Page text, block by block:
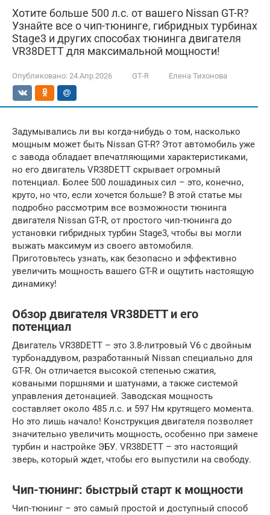
Хотите больше 500 л.с. от вашего Nissan GT-R?
Узнайте все о чип-тюнинге, гибридных турбинах
Stage3 и других способах тюнинга двигателя
VR38DETT для максимальной мощности!
Опубликовано: 24.Апр.2026 GT-R Елена Тихонова
Задумывались ли вы когда-нибудь о том, насколько
мощным может быть Nissan GT-R? Этот автомобиль уже
с завода обладает впечатляющими характеристиками,
но его двигатель VR38DETT скрывает огромный
потенциал. Более 500 лошадиных сил – это, конечно,
круто, но что, если хочется больше? В этой статье мы
подробно рассмотрим все возможности тюнинга
двигателя Nissan GT-R, от простого чип-тюнинга до
установки гибридных турбин Stage3, чтобы вы могли
выжать максимум из своего автомобиля.
Приготовьтесь узнать, как безопасно и эффективно
увеличить мощность вашего GT-R и ощутить настоящую
динамику!
Обзор двигателя VR38DETT и его
потенциал
Двигатель VR38DETT – это 3.8-литровый V6 с двойным
турбонаддувом, разработанный Nissan специально для
GT-R. Он отличается высокой степенью сжатия,
коваными поршнями и шатунами, а также системой
управления детонацией. Заводская мощность
составляет около 485 л.с. и 597 Нм крутящего момента.
Но это лишь начало! Конструкция двигателя позволяет
значительно увеличить мощность, особенно при замене
турбин и настройке ЭБУ. VR38DETT – это настоящий
зверь, который ждет, чтобы его выпустили на свободу.
Чип-тюнинг: быстрый старт к мощности
Чип-тюнинг – это самый простой и доступный способ